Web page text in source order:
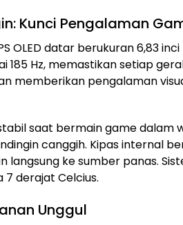
Kunci Pengalaman
OLED datar berukuran 6,83 inci
185 Hz, memastikan setiap
memberikan pengalaman
saat bermain game dalam
canggih. Kipas internal
langsung ke sumber panas.
7 derajat Celcius.
Unggul